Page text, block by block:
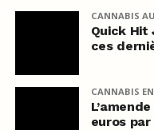
CANNABIS
Quick Hit
ces
CANNABIS
euros par